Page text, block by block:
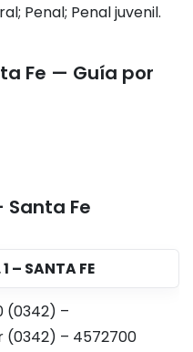
Penal; Penal juvenil.
Fe — Guía por
Santa Fe
– SANTA FE
(0342) –
(0342) – 4572700